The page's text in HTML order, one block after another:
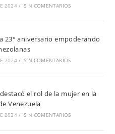
2024 / SIN COMENTARIOS
23° aniversario empoderando
2024 / SIN COMENTARIOS
el rol de la mujer en la
Venezuela
2024 / SIN COMENTARIOS